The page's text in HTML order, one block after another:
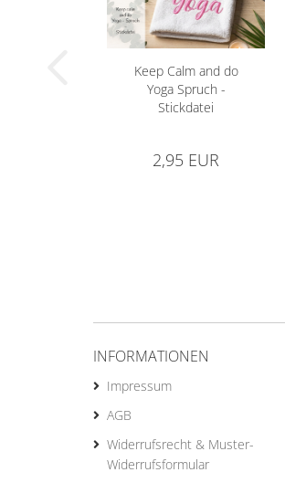
Keep Calm and do
Yoga Spruch -
Stickdatei
2,95 EUR
INFORMATIONEN
Impressum
AGB
Widerrufsrecht & Muster-
Widerrufsformular